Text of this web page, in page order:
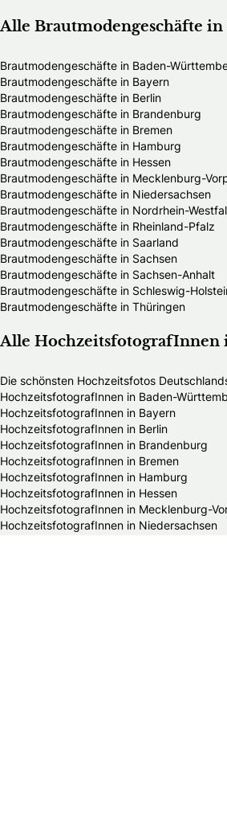
Alle Brautmodengeschäfte in
Brautmodengeschäfte in Baden-
Brautmodengeschäfte in Bayern
Brautmodengeschäfte in Berlin
Brautmodengeschäfte in Brandenburg
Brautmodengeschäfte in Bremen
Brautmodengeschäfte in Hamburg
Brautmodengeschäfte in Hessen
Brautmodengeschäfte in Mecklenburg-
Brautmodengeschäfte in Niedersachsen
Brautmodengeschäfte in Nordrhein-
Brautmodengeschäfte in Rheinland-Pfalz
Brautmodengeschäfte in Saarland
Brautmodengeschäfte in Sachsen
Brautmodengeschäfte in Sachsen-Anhalt
Brautmodengeschäfte in Schleswig-
Brautmodengeschäfte in Thüringen
Alle HochzeitsfotografInnen
Die schönsten Hochzeitsfotos
HochzeitsfotografInnen in Baden-
HochzeitsfotografInnen in Bayern
HochzeitsfotografInnen in Berlin
HochzeitsfotografInnen in Brandenburg
HochzeitsfotografInnen in Bremen
HochzeitsfotografInnen in Hamburg
HochzeitsfotografInnen in Hessen
HochzeitsfotografInnen in Mecklenburg-
HochzeitsfotografInnen in Niedersachsen